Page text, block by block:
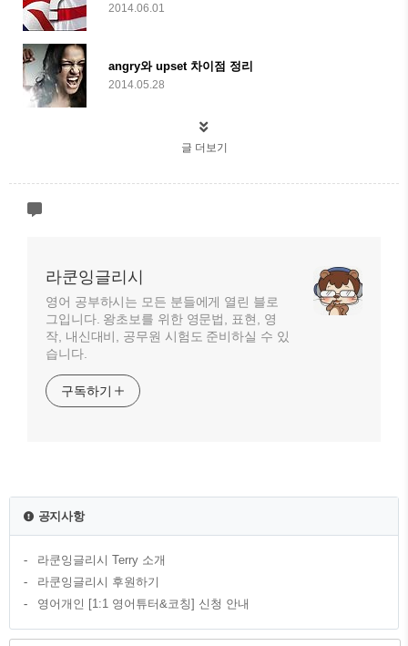
2014.06.01
angry와 upset 차이점 정리
2014.05.28
글 더보기
라쿤잉글리시
영어 공부하시는 모든 분들에게 열린 블로
그입니다. 왕초보를 위한 영문법, 표현, 영
작, 내신대비, 공무원 시험도 준비하실 수 있
습니다.
구독하기
공지사항
라쿤잉글리시 Terry 소개
라쿤잉글리시 후원하기
영어개인 [1:1 영어튜터&코칭] 신청 안내